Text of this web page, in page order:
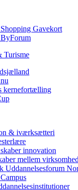
Gavekort
Turisme
kernefortælling
& iværksætteri
innovation
mellem
Uddannelsesforum